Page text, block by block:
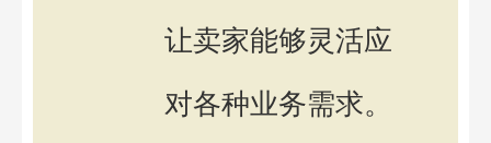
让卖家能够灵活应
对各种业务需求。